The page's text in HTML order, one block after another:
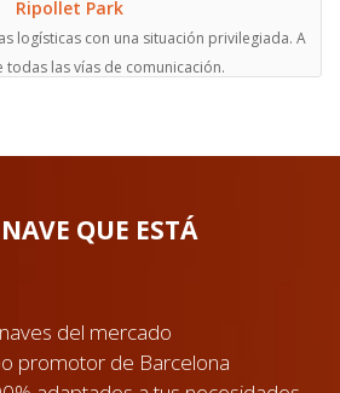
Ripollet Park
logísticas con una situación privilegiada. A
todas las vías de comunicación.
QUE ESTÁ
del mercado
promotor de Barcelona